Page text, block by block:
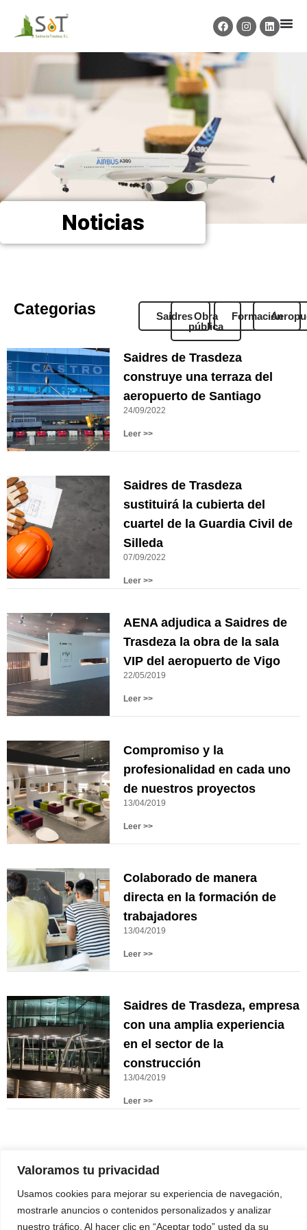
Valoramos tu privacidad
Usamos cookies para mejorar su experiencia de navegación,
mostrarle anuncios o contenidos personalizados y analizar
nuestro tráfico. Al hacer clic en “Aceptar todo” usted da su
Noticias
Categorias SaídresObra
pública
Formación
Saidres de Trasdeza
construye una terraza del
aeropuerto de Santiago
24/09/2022
Leer >>
Saidres de Trasdeza
sustituirá la cubierta del
cuartel de la Guardia Civil de
Silleda
07/09/2022
Leer >>
AENA adjudica a Saidres de
Trasdeza la obra de la sala
VIP del aeropuerto de Vigo
22/05/2019
Leer >>
Compromiso y la
profesionalidad en cada uno
de nuestros proyectos
13/04/2019
Leer >>
Colaborado de manera
directa en la formación de
trabajadores
13/04/2019
Leer >>
Saidres de Trasdeza, empresa
con una amplia experiencia
en el sector de la
construcción
13/04/2019
Leer >>